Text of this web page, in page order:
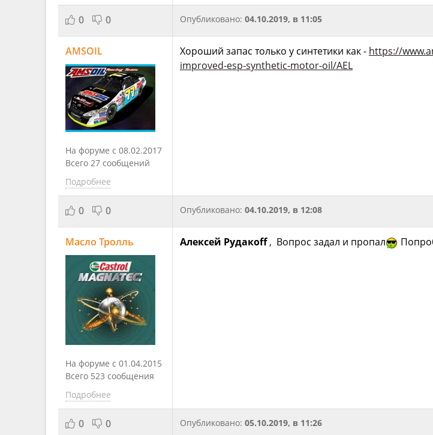
0 0 Опубликовано: 04.10.2019, в 11:05
AMSOIL
На форуме с 08.02.2017
Всего 27 сообщений
Подробнее
Хороший запас только у синтетики как - https://
improved-esp-synthetic-motor-oil/AEL
0 0 Опубликовано: 04.10.2019, в 12:08
Масло Тролль
На форуме с 01.04.2015
Всего 523 сообщения
Подробнее
Алексей Рудакоff, Вопрос задал и пропал
0 0 Опубликовано: 05.10.2019, в 11:26